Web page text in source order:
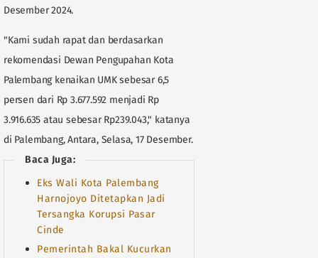
Desember 2024.
"Kami sudah rapat dan berdasarkan
rekomendasi Dewan Pengupahan Kota
Palembang kenaikan UMK sebesar 6,5
persen dari Rp 3.677.592 menjadi Rp
3.916.635 atau sebesar Rp239.043," katanya
di Palembang, Antara, Selasa, 17 Desember.
Baca Juga:
Eks Wali Kota Palembang
Harnojoyo Ditetapkan Jadi
Tersangka Korupsi Pasar
Cinde
Pemerintah Bakal Kucurkan